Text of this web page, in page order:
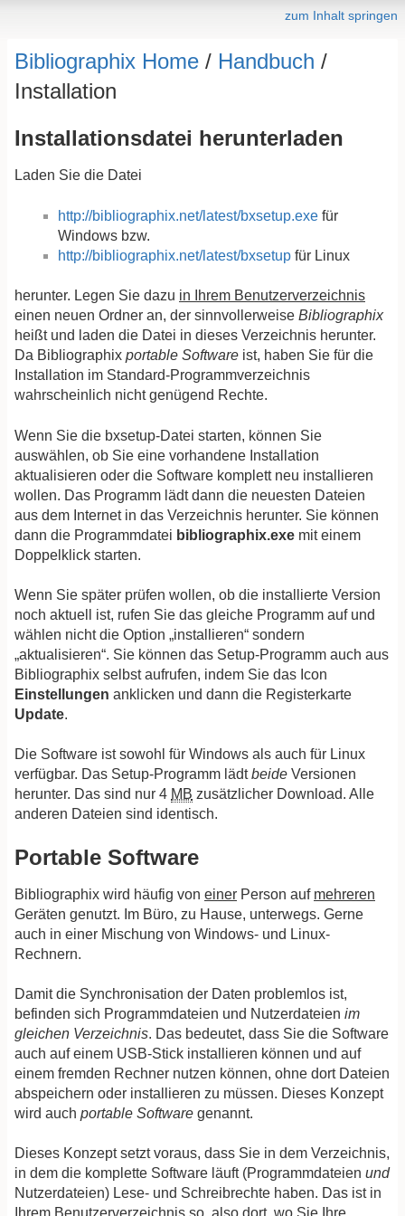
zum Inhalt springen
Bibliographix Home / Handbuch /
Installation
Installationsdatei herunterladen
Laden Sie die Datei
http://bibliographix.net/latest/bxsetup.exe für
Windows bzw.
http://bibliographix.net/latest/bxsetup für Linux
herunter. Legen Sie dazu in Ihrem Benutzerverzeichnis
einen neuen Ordner an, der sinnvollerweise Bibliographix
heißt und laden die Datei in dieses Verzeichnis herunter.
Da Bibliographix portable Software ist, haben Sie für die
Installation im Standard-Programmverzeichnis
wahrscheinlich nicht genügend Rechte.
Wenn Sie die bxsetup-Datei starten, können Sie
auswählen, ob Sie eine vorhandene Installation
aktualisieren oder die Software komplett neu installieren
wollen. Das Programm lädt dann die neuesten Dateien
aus dem Internet in das Verzeichnis herunter. Sie können
dann die Programmdatei bibliographix.exe mit einem
Doppelklick starten.
Wenn Sie später prüfen wollen, ob die installierte Version
noch aktuell ist, rufen Sie das gleiche Programm auf und
wählen nicht die Option „installieren“ sondern
„aktualisieren“. Sie können das Setup-Programm auch aus
Bibliographix selbst aufrufen, indem Sie das Icon
Einstellungen anklicken und dann die Registerkarte
Update.
Die Software ist sowohl für Windows als auch für Linux
verfügbar. Das Setup-Programm lädtbeide Versionen
herunter. Das sind nur 4 MB zusätzlicher Download. Alle
anderen Dateien sind identisch.
Portable Software
Bibliographix wird häufig von einer Person auf mehreren
Geräten genutzt. Im Büro, zu Hause, unterwegs. Gerne
auch in einer Mischung von Windows- und Linux-
Rechnern.
Damit die Synchronisation der Daten problemlos ist,
befinden sich Programmdateien und Nutzerdateien im
gleichen Verzeichnis. Das bedeutet, dass Sie die Software
auch auf einem USB-Stick installieren können und auf
einem fremden Rechner nutzen können, ohne dort Dateien
abspeichern oder installieren zu müssen. Dieses Konzept
wird auch portable Software genannt.
Dieses Konzept setzt voraus, dass Sie in dem Verzeichnis,
in dem die komplette Software läuft (Programmdateien und
Nutzerdateien) Lese- und Schreibrechte haben. Das ist in